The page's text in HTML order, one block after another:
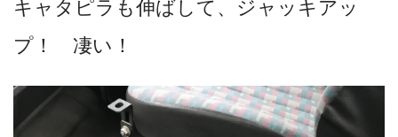
キャタピラも伸ばして、ジャッキアッ
プ！ 凄い！